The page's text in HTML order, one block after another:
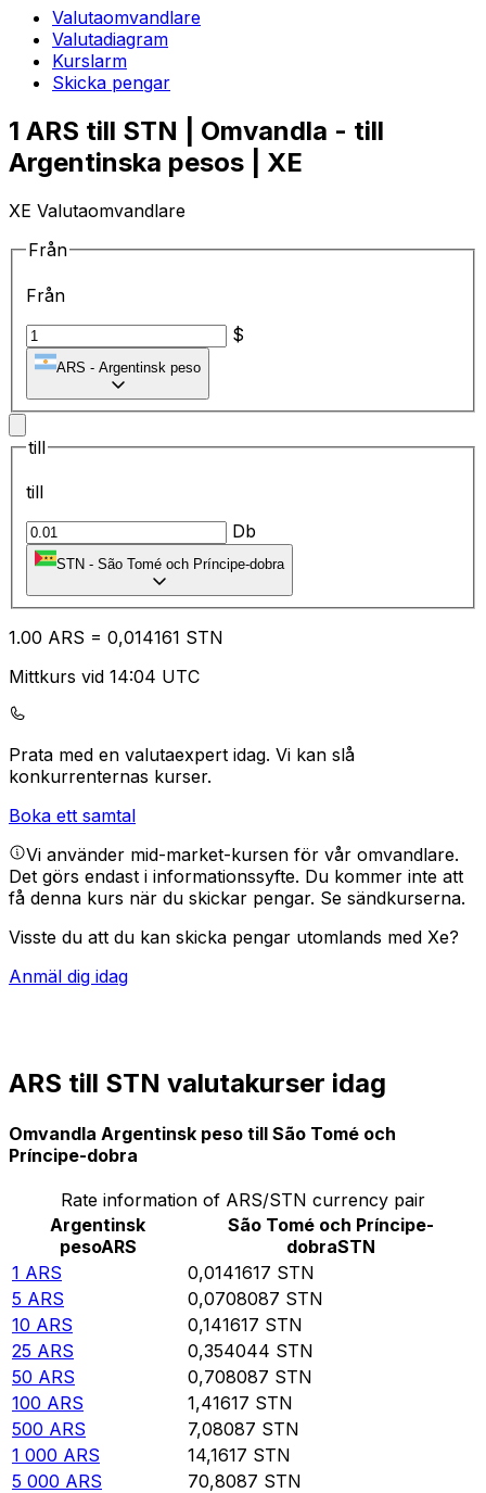
Valutaomvandlare
Valutadiagram
Kurslarm
Skicka pengar
1 ARS till STN | Omvandla - till
Argentinska pesos | XE
XE Valutaomvandlare
Från
Från
$
ARS - Argentinsk peso
till
till
Db
STN - São Tomé och Príncipe-dobra
1.00 ARS = 0,014161 STN
Mittkurs vid 14:04 UTC
Prata med en valutaexpert idag. Vi kan slå
konkurrenternas kurser.
Boka ett samtal
Vi använder mid-market-kursen för vår omvandlare.
Det görs endast i informationssyfte. Du kommer inte att
få denna kurs när du skickar pengar. Se sändkurserna.
Visste du att du kan skicka pengar utomlands med Xe?
Anmäl dig idag
ARS till STN valutakurser idag
Omvandla Argentinsk peso till São Tomé och
Príncipe-dobra
Rate information of ARS/STN currency pair
Argentinsk
pesoARS
São Tomé och Príncipe-
dobraSTN
1 ARS 0,0141617 STN
5 ARS 0,0708087 STN
10 ARS 0,141617 STN
25 ARS 0,354044 STN
50 ARS 0,708087 STN
100 ARS 1,41617 STN
500 ARS 7,08087 STN
1 000 ARS 14,1617 STN
5 000 ARS 70,8087 STN